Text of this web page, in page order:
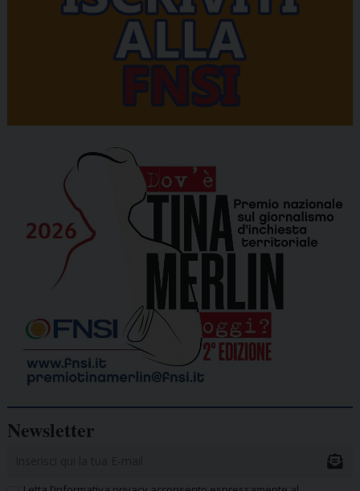
Newsletter